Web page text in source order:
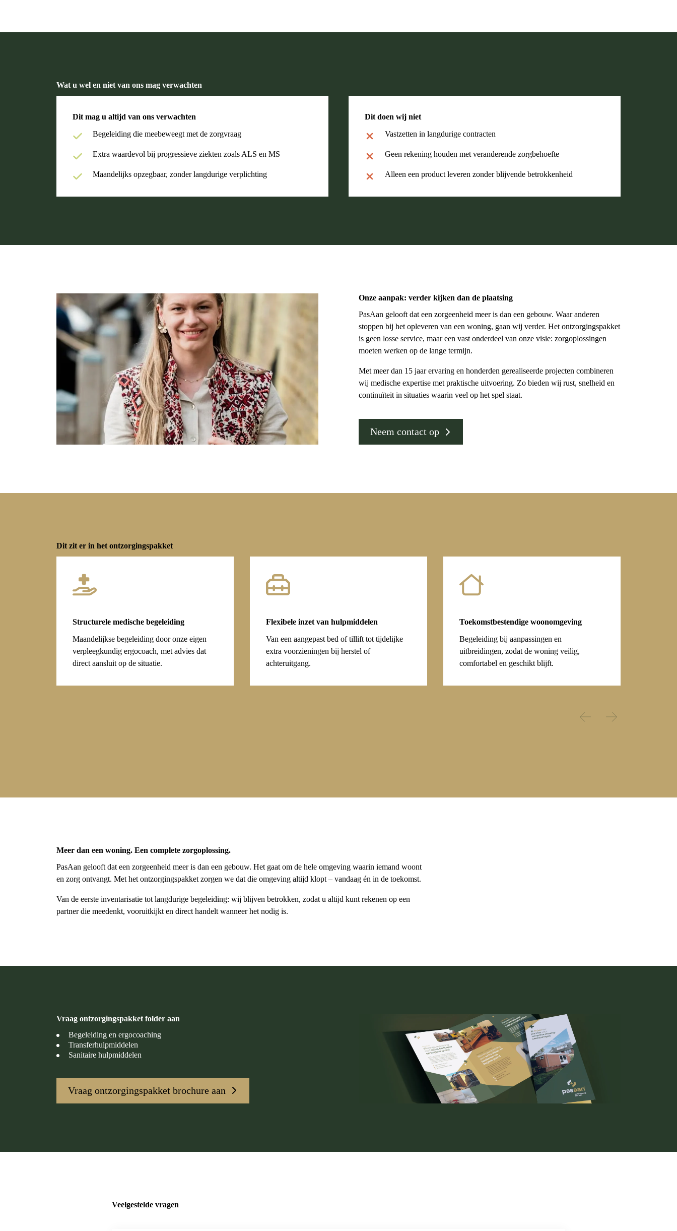
Wat u wel en niet van ons mag verwachten
Dit mag u altijd van ons verwachten
Begeleiding die meebeweegt met de zorgvraag
Extra waardevol bij progressieve ziekten zoals ALS en MS
Maandelijks opzegbaar, zonder langdurige verplichting
Dit doen wij niet
Vastzetten in langdurige contracten
Geen rekening houden met veranderende zorgbehoefte
Alleen een product leveren zonder blijvende betrokkenheid
Onze aanpak: verder kijken dan de plaatsing
PasAan gelooft dat een zorgeenheid meer is dan een gebouw. Waar anderen
stoppen bij het opleveren van een woning, gaan wij verder. Het ontzorgingspakket
is geen losse service, maar een vast onderdeel van onze visie: zorgoplossingen
moeten werken op de lange termijn.
Met meer dan 15 jaar ervaring en honderden gerealiseerde projecten combineren
wij medische expertise met praktische uitvoering. Zo bieden wij rust, snelheid en
continuïteit in situaties waarin veel op het spel staat.
Neem contact op
Dit zit er in het ontzorgingspakket
Structurele medische begeleiding
Maandelijkse begeleiding door onze eigen
verpleegkundig ergocoach, met advies dat
direct aansluit op de situatie.
Flexibele inzet van hulpmiddelen
Van een aangepast bed of tillift tot tijdelijke
extra voorzieningen bij herstel of
achteruitgang.
Toekomstbestendige woonomgeving
Begeleiding bij aanpassingen en
uitbreidingen, zodat de woning veilig,
comfortabel en geschikt blijft.
Meer dan een woning. Een complete zorgoplossing.
PasAan gelooft dat een zorgeenheid meer is dan een gebouw. Het gaat om de hele omgeving waarin iemand woont
en zorg ontvangt. Met het ontzorgingspakket zorgen we dat die omgeving altijd klopt – vandaag én in de toekomst.
Van de eerste inventarisatie tot langdurige begeleiding: wij blijven betrokken, zodat u altijd kunt rekenen op een
partner die meedenkt, vooruitkijkt en direct handelt wanneer het nodig is.
Vraag ontzorgingspakket folder aan
Begeleiding en ergocoaching
Transferhulpmiddelen
Sanitaire hulpmiddelen
Vraag ontzorgingspakket brochure aan
Veelgestelde vragen